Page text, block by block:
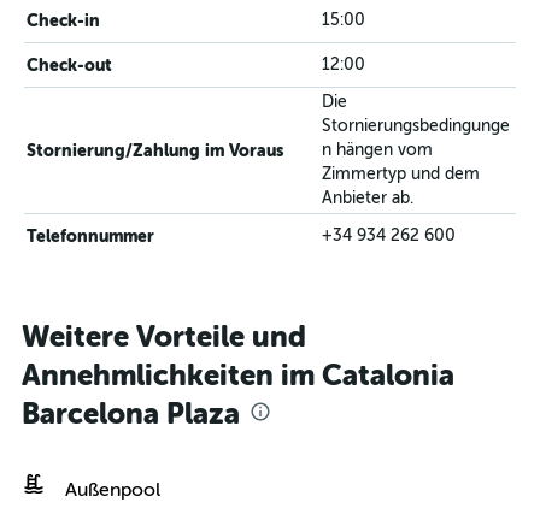
Check-in 15:00
Check-out 12:00
Stornierung/Zahlung im Voraus
Die
Stornierungsbedingunge
n hängen vom
Zimmertyp und dem
Anbieter ab.
Telefonnummer +34 934 262 600
Weitere Vorteile und
Annehmlichkeiten im Catalonia
Barcelona Plaza
Außenpool